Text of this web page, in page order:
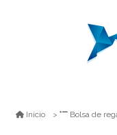
Inicio Bolsa de